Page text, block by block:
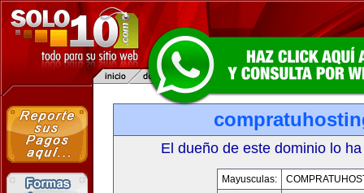
El dueño de este dominio lo
Mayusculas: